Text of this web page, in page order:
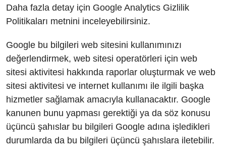
Daha fazla detay için Google Analytics Gizlilik
Politikaları metnini inceleyebilirsiniz.
Google bu bilgileri web sitesini kullanımınızı
değerlendirmek, web sitesi operatörleri için web
sitesi aktivitesi hakkında raporlar oluşturmak ve web
sitesi aktivitesi ve internet kullanımı ile ilgili başka
hizmetler sağlamak amacıyla kullanacaktır. Google
kanunen bunu yapması gerektiği ya da söz konusu
üçüncü şahıslar bu bilgileri Google adına işledikleri
durumlarda da bu bilgileri üçüncü şahıslara iletebilir.